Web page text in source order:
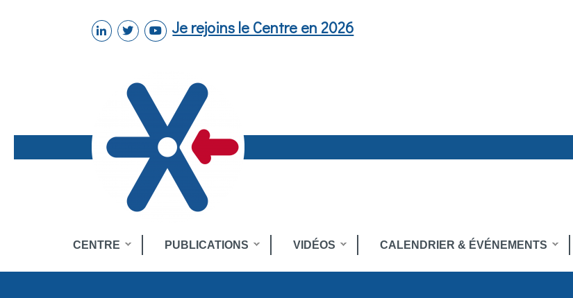
linkedintwitter youtube
Je rejoins le Centre en 2026
CENTRE PUBLICATIONS VIDÉOS CALENDRIER & ÉVÉNEMENTS